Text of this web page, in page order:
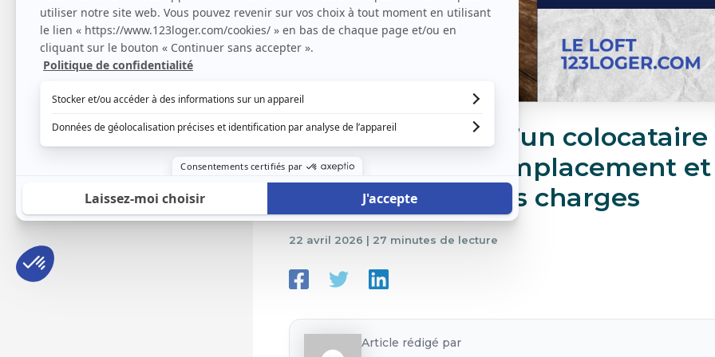
Gérer le départ d’un colocataire
crise : préavis, remplacement et
régularisation des charges
22 avril 2026 | 27 minutes de lecture
Article rédigé par